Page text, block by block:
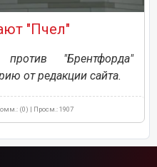
"Пчел"
"Брентфорда"
от редакции сайта.
(0) | Просм.: 1907